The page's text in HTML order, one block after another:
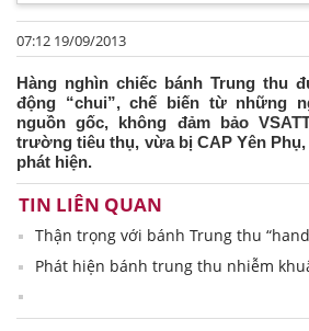
07:12 19/09/2013
Hàng nghìn chiếc bánh Trung thu
động “chui”, chế biến từ những
nguồn gốc, không đảm bảo
trường tiêu thụ, vừa bị CAP Yên Phụ,
phát hiện.
TIN LIÊN QUAN
Thận trọng với bánh Trung thu
Phát hiện bánh trung thu nhiễm